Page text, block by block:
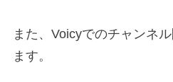
また、Voicyでのチャンネ
ます。